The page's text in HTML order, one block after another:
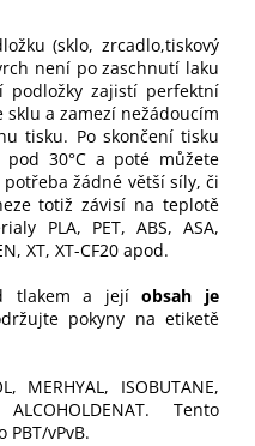
(sklo, zrcadlo,tiskový
není po zaschnutí laku
podložky zajistí perfektní
a zamezí nežádoucím
tisku. Po skončení tisku
pod 30°C a poté můžete
žádné větší síly, či
totiž závisí na teplotě
PLA, PET, ABS, ASA,
XT, XT-CF20 apod.
tlakem a jejíobsah je
pokyny na etiketě
MERHYAL, ISOBUTANE,
ALCOHOLDENAT. Tento
vPvB.